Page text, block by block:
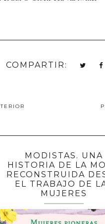
COMPARTIR:
MODISTAS. UNA
HISTORIA DE LA
RECONSTRUIDA
EL TRABAJO DE
MUJERES